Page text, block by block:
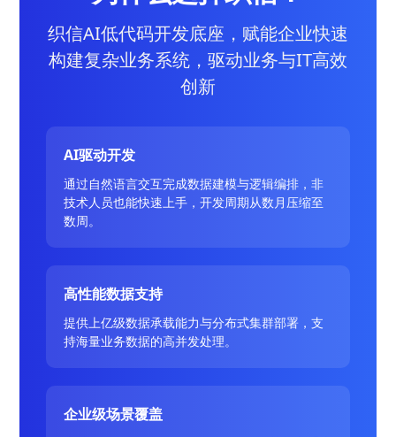
织信AI低代码开发底座，赋能企业快速
构建复杂业务系统，驱动业务与IT高效
创新
AI驱动开发
通过自然语言交互完成数据建模与逻辑编排，非
技术人员也能快速上手，开发周期从数月压缩至
数周。
高性能数据支持
提供上亿级数据承载能力与分布式集群部署，支
持海量业务数据的高并发处理。
企业级场景覆盖